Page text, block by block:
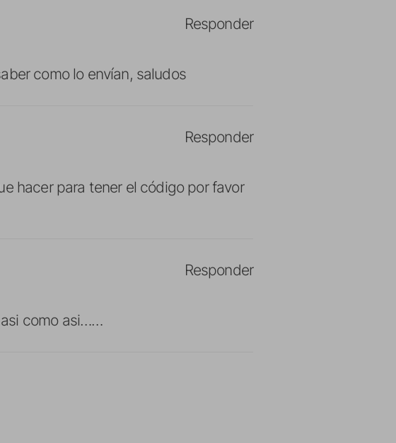
como lo envían, saludos
Responder
hacer para tener el código por favor
Responder
asi como asi……
Responder